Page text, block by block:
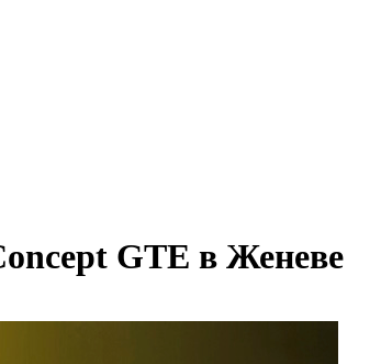
GTE в Женеве